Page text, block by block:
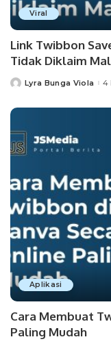
Viral
Link Twibbon
Tidak Diklaim
PostedLyra Bunga Viola 4
Aplikasi
Cara Membuat
Paling Mudah